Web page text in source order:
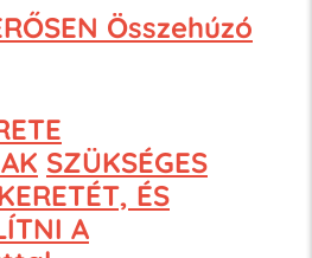
Összehúzó
SZÜKSÉGES
ÉS
A